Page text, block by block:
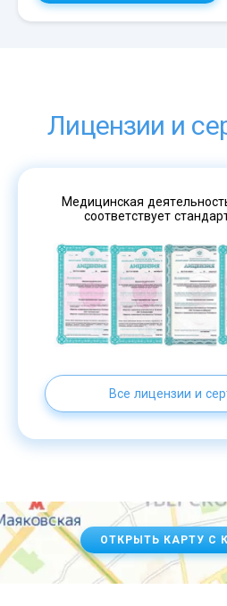
Лицензии и
Медицинская
соответствует
Все лицензии и
ОТКРЫТЬ КАРТУ С